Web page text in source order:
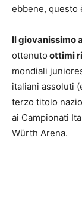
ebbene, questo
Il giovanissimo
ottenuto ottimi
mondiali
italiani assoluti
terzo titolo
ai Campionati
Würth Arena.